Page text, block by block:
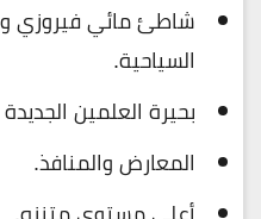
السياحية.
بحيرة العلمين
المعارض والمنافذ.